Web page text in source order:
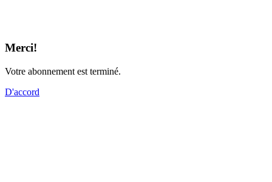
Merci!
Votre abonnement est terminé.
D'accord